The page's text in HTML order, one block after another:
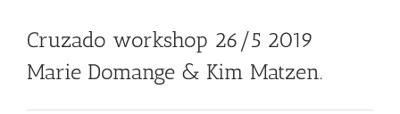
Cruzado workshop 26/5 2019
Marie Domange & Kim Matzen.